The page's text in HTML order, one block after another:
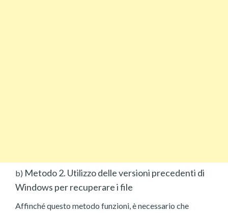
b) Metodo 2. Utilizzo delle versioni precedenti di
Windows per recuperare i file
Affinché questo metodo funzioni, è necessario che